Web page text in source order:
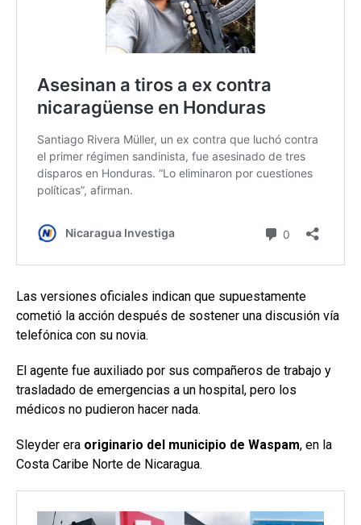
Las versiones oficiales indican que supuestamente
cometió la acción después de sostener una discusión vía
telefónica con su novia.
El agente fue auxiliado por sus compañeros de trabajo y
trasladado de emergencias a un hospital, pero los
médicos no pudieron hacer nada.
Sleyder era originario del municipio de Waspam, en la
Costa Caribe Norte de Nicaragua.